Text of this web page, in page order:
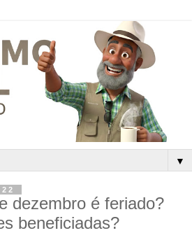
▼
dezembro é feriado?
beneficiadas?